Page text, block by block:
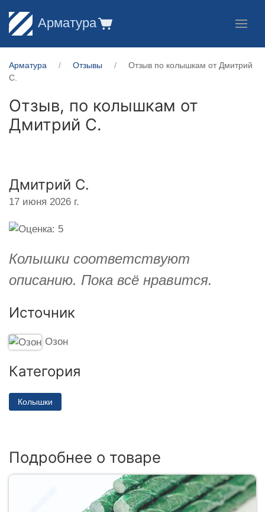
Арматура
Арматура Отзывы
Отзыв по колышкам от Дмитрий
С.
Отзыв, по колышкам от
Дмитрий С.
Дмитрий С.
17 июня 2026 г.
Колышки соответствуют
описанию. Пока всё нравится.
Источник
Озон
Категория
Колышки
Подробнее о товаре